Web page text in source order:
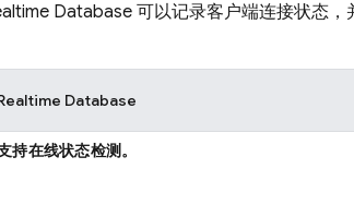
Database可以记录客户端连接状态，
Database
持在线状态检测。